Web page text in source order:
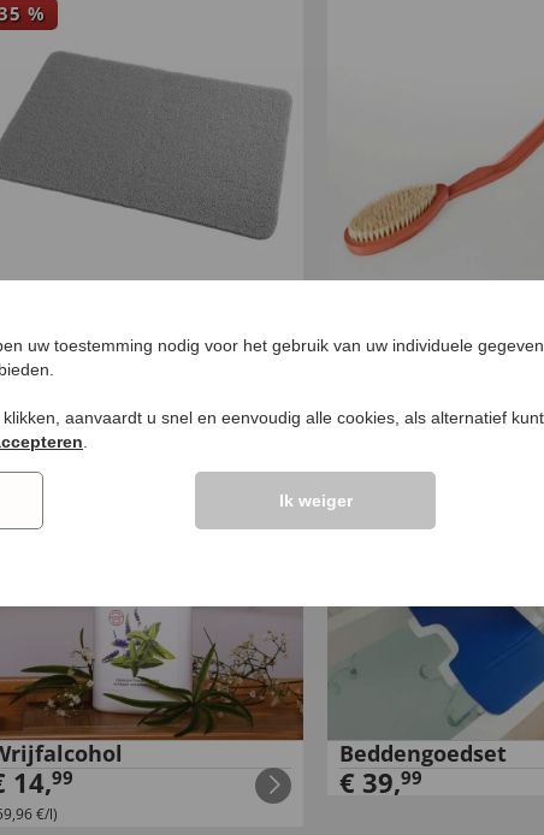
%
19,99€12,99 € 14,99
14,99
€/l)
Beddengoedset
€ 39,99
uw toestemming nodig voor het gebruik van uw individuele
klikken, aanvaardt u snel en eenvoudig alle cookies, als alternatief
Ik weiger